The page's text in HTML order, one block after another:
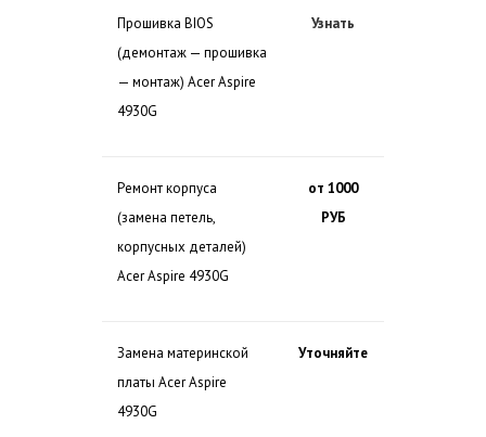
Прошивка BIOS
(демонтаж — прошивка
— монтаж) Acer Aspire
4930G
Узнать
Ремонт корпуса
(замена петель,
корпусных деталей)
Acer Aspire 4930G
от 1000
РУБ
Замена материнской
платы Acer Aspire
4930G
Уточняйте